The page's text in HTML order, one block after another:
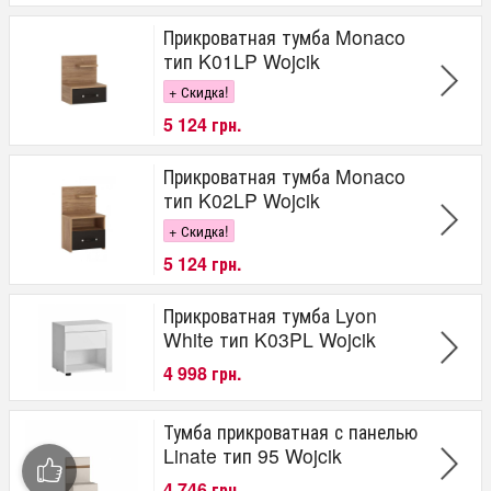
Прикроватная тумба Monaco
тип K01LP Wojcik
+ Скидка!
5 124 грн.
Прикроватная тумба Monaco
тип K02LP Wojcik
+ Скидка!
5 124 грн.
Прикроватная тумба Lyon
White тип K03PL Wojcik
4 998 грн.
Тумба прикроватная с панелью
Linate тип 95 Wojcik